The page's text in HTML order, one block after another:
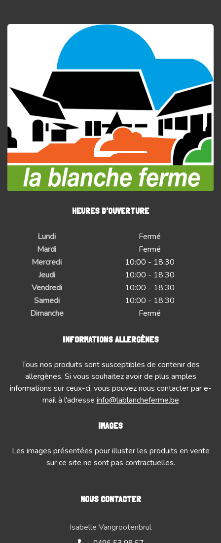
HEURES D'OUVERTURE
Lundi
Fermé
Mardi
Fermé
Mercredi
10:00 - 18:30
Jeudi
10:00 - 18:30
Vendredi
10:00 - 18:30
Samedi
10:00 - 18:30
Dimanche
Fermé
INFORMATIONS ALLERGÈNES
Tous nos produits sont susceptibles de contenir des
allergènes. Si vous souhaitez avoir de plus amples
informations sur ceux-ci, vous pouvez nous contacter par e-
mail à l'adresse info@lablancheferme.be
IMAGES
Les images présentées pour illuster les produits en vente
sur ce site ne sont pas contractuelles.
NOUS CONTACTER
Isabelle Vangrootenbrul